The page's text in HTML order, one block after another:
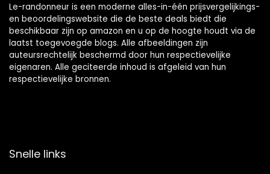
Le-randonneur is een moderne alles-in-één prijsvergelijkings-
en beoordelingswebsite die de beste deals biedt die
beschikbaar zijn op amazon en u op de hoogte houdt via de
laatst toegevoegde blogs. Alle afbeeldingen zijn
auteursrechtelijk beschermd door hun respectievelijke
eigenaren. Alle geciteerde inhoud is afgeleid van hun
respectievelijke bronnen.
Snelle links